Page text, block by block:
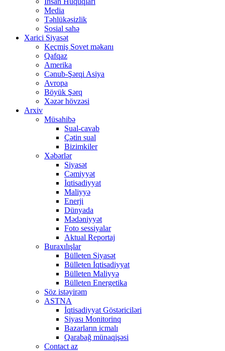
Media
Təhlükəsizlik
Sosial sahə
Xarici Siyasət
Keçmiş Sovet məkanı
Qafqaz
Amerika
Cənub-Şərqi Asiya
Avropa
Böyük Şərq
Xəzər hövzəsi
Arxiv
Müsahibə
Sual-cavab
Çətin sual
Bizimkiler
Xəbərlər
Siyasət
Cəmiyyət
İqtisadiyyat
Maliyyə
Enerji
Dünyada
Mədəniyyət
Foto sessiyalar
Aktual Reportaj
Buraxılışlar
Bülleten Siyasət
Bülleten İqtisadiyyat
Bülleten Maliyyə
Bülleten Energetika
Söz istəyirəm
ASTNA
İqtisadiyyat Göstəriciləri
Siyası Monitorinq
Bazarların icmalı
Qarabağ münaqişəsi
Contact az